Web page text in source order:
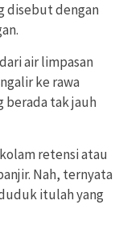
disebut dengan
air limpasan
ke rawa
berada tak jauh
retensi atau
Nah, ternyata
itulah yang